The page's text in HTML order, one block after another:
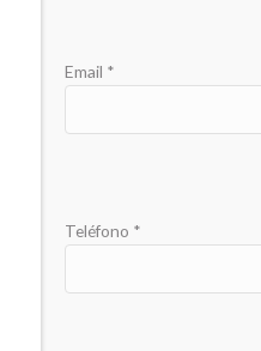
Email *
Teléfono *